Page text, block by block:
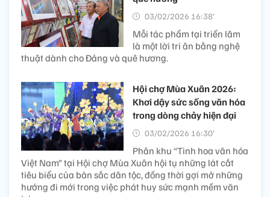
03/02/2026 16:38’
Mỗi tác phẩm tại triển lãm
là một lời tri ân bằng nghệ
thuật dành cho Đảng và quê hương.
Hội chợ Mùa Xuân 2026:
Khơi dậy sức sống văn hóa
trong dòng chảy hiện đại
03/02/2026 16:30’
Phân khu “Tinh hoa văn hóa
Việt Nam” tại Hội chợ Mùa Xuân hội tụ những lát cắt
tiêu biểu của bản sắc dân tộc, đồng thời gợi mở những
hướng đi mới trong việc phát huy sức mạnh mềm văn